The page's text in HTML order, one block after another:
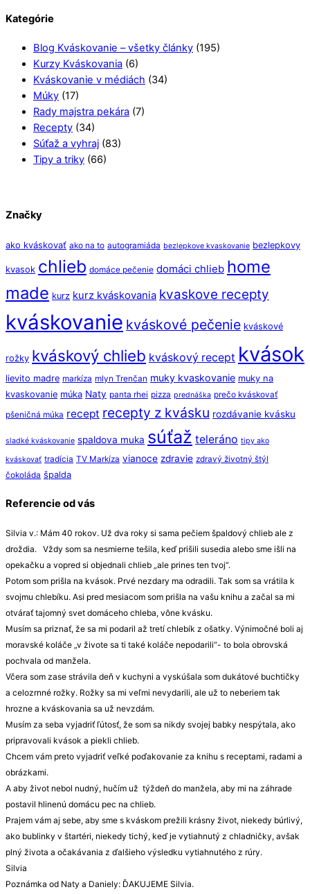
Kategórie
Blog Kváskovanie – všetky články (195)
Kurzy Kváskovania (6)
Kváskovanie v médiách (34)
Múky (17)
Rady majstra pekára (7)
Recepty (34)
Súťaž a vyhraj (83)
Tipy a triky (66)
Značky
ako kváskovať ako na to autogramiáda bezlepkove kvaskovanie bezlepkovy
kvasok chlieb domáce pečenie domáci chlieb home
made kurz kurz kváskovania kvaskove recepty
kváskovanie kváskové pečenie kváskové
rožky kváskový chlieb kváskový recept kvások
lievito madre markíza mlyn Trenčan muky kvaskovanie muky na
kvaskovanie múka Naty panta rhei pizza prednáška prečo kváskovať
pšeničná múka recept recepty z kvásku rozdávanie kvásku
sladké kváskovanie spaldova muka súťaž teleráno tipy ako
kváskovať tradícia TV Markíza vianoce zdravie zdravý životný štýl
čokoláda špalda
Referencie od vás
Silvia v.: Mám 40 rokov. Už dva roky si sama pečiem špaldový chlieb ale z
droždia. Vždy som sa nesmierne tešila, keď prišili susedia alebo sme išli na
opekačku a vopred si objednali chlieb „ale prines ten tvoj“.
Potom som prišla na kvások. Prvé nezdary ma odradili. Tak som sa vrátila k
svojmu chlebíku. Asi pred mesiacom som prišla na vašu knihu a začal sa mi
otvárať tajomný svet domáceho chleba, vône kvásku.
Musím sa priznať, že sa mi podaril až tretí chlebík z ošatky. Výnimočné boli aj
moravské koláče „v živote sa ti také koláče nepodarili“- to bola obrovská
pochvala od manžela.
Včera som zase strávila deň v kuchyni a vyskúšala som dukátové buchtičky
a celozrnné rožky. Rožky sa mi veľmi nevydarili, ale už to neberiem tak
hrozne a kváskovania sa už nevzdám.
Musím za seba vyjadriť ľútosť, že som sa nikdy svojej babky nespýtala, ako
pripravovali kvások a piekli chlieb.
Chcem vám preto vyjadriť veľké poďakovanie za knihu s receptami, radami a
obrázkami.
A aby život nebol nudný, hučím už týždeň do manžela, aby mi na záhrade
postavil hlinenú domácu pec na chlieb.
Prajem vám aj sebe, aby sme s kváskom prežili krásny život, niekedy búrlivý,
ako bublinky v štartéri, niekedy tichý, keď je vytiahnutý z chladničky, avšak
plný života a očakávania z ďalšieho výsledku vytiahnutého z rúry.
Silvia
Poznámka od Naty a Daniely: ĎAKUJEME Silvia.